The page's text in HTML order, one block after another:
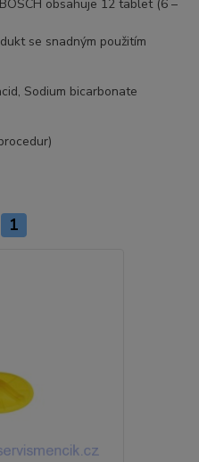
obsahuje 12 tablet (6 –
se snadným použitím
Sodium bicarbonate
1